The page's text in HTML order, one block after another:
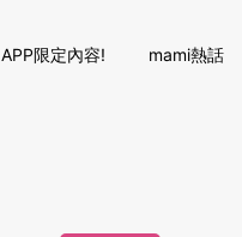
APP限定內容! mami熱話